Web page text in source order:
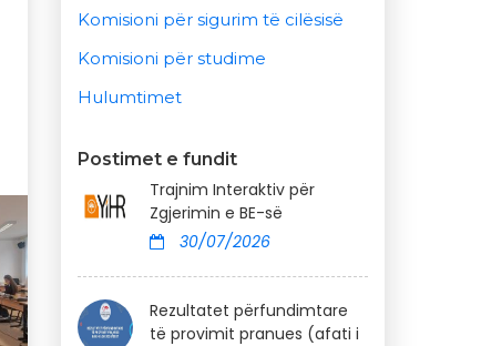
Komisioni për sigurim të cilësisë
Komisioni për studime
Hulumtimet
Postimet e fundit
Trajnim Interaktiv për
Zgjerimin e BE-së
30/07/2026
Rezultatet përfundimtare
të provimit pranues (afati i